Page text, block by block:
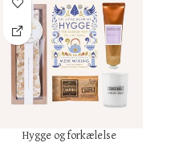
Hygge og forkælelse